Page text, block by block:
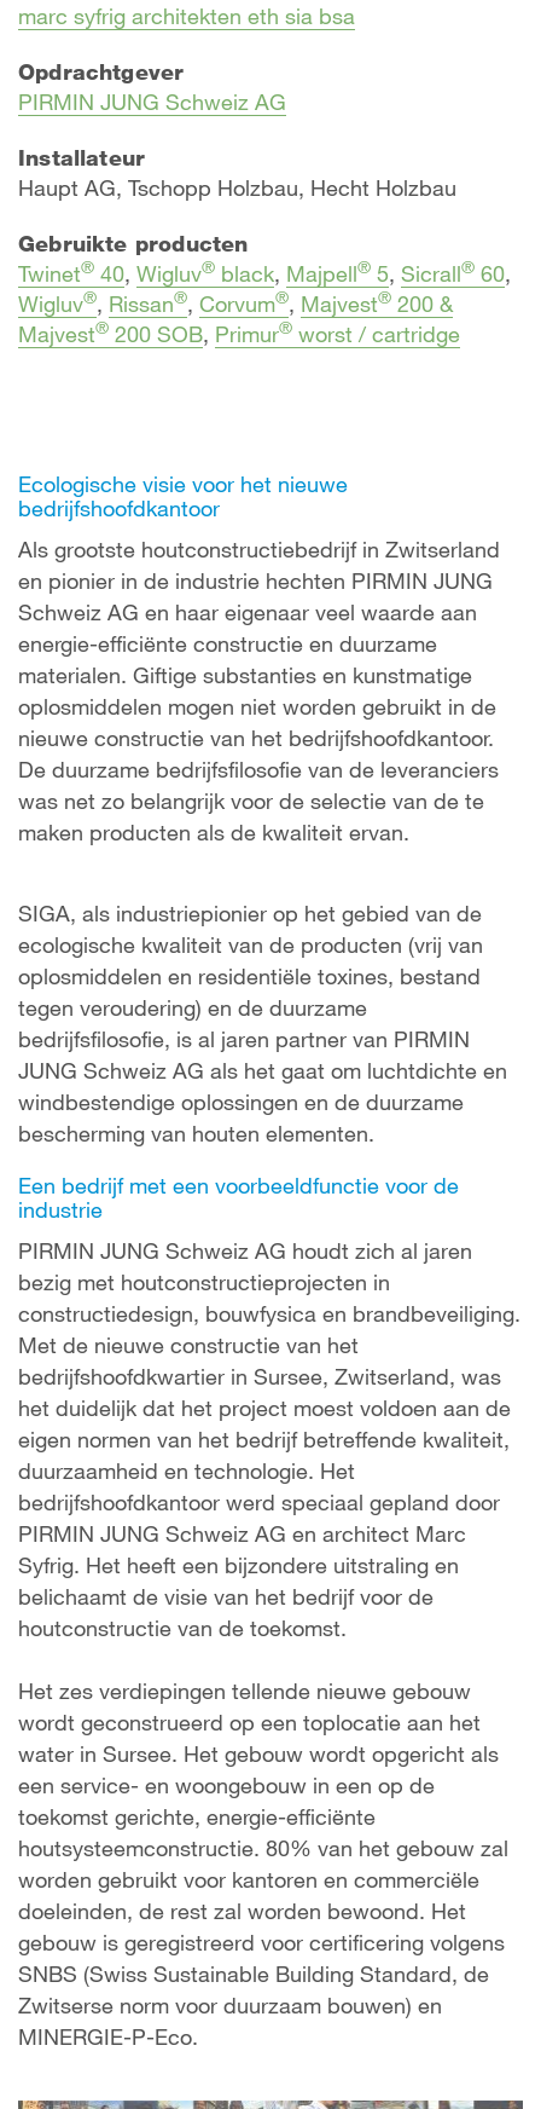
marc syfrig architekten eth sia bsa
Opdrachtgever
PIRMIN JUNG Schweiz AG
Installateur
Haupt AG, Tschopp Holzbau, Hecht Holzbau
Gebruikte producten
Twinet® 40, Wigluv® black, Majpell® 5, Sicrall® 60,
Wigluv®, Rissan®, Corvum®, Majvest® 200 &
Majvest® 200 SOB, Primur® worst / cartridge
Ecologische visie voor het nieuwe
bedrijfshoofdkantoor
Als grootste houtconstructiebedrijf in Zwitserland
en pionier in de industrie hechten PIRMIN JUNG
Schweiz AG en haar eigenaar veel waarde aan
energie-efficiënte constructie en duurzame
materialen. Giftige substanties en kunstmatige
oplosmiddelen mogen niet worden gebruikt in de
nieuwe constructie van het bedrijfshoofdkantoor.
De duurzame bedrijfsfilosofie van de leveranciers
was net zo belangrijk voor de selectie van de te
maken producten als de kwaliteit ervan.
SIGA, als industriepionier op het gebied van de
ecologische kwaliteit van de producten (vrij van
oplosmiddelen en residentiële toxines, bestand
tegen veroudering) en de duurzame
bedrijfsfilosofie, is al jaren partner van PIRMIN
JUNG Schweiz AG als het gaat om luchtdichte en
windbestendige oplossingen en de duurzame
bescherming van houten elementen.
Een bedrijf met een voorbeeldfunctie voor de
industrie
PIRMIN JUNG Schweiz AG houdt zich al jaren
bezig met houtconstructieprojecten in
constructiedesign, bouwfysica en brandbeveiliging.
Met de nieuwe constructie van het
bedrijfshoofdkwartier in Sursee, Zwitserland, was
het duidelijk dat het project moest voldoen aan de
eigen normen van het bedrijf betreffende kwaliteit,
duurzaamheid en technologie. Het
bedrijfshoofdkantoor werd speciaal gepland door
PIRMIN JUNG Schweiz AG en architect Marc
Syfrig. Het heeft een bijzondere uitstraling en
belichaamt de visie van het bedrijf voor de
houtconstructie van de toekomst.
Het zes verdiepingen tellende nieuwe gebouw
wordt geconstrueerd op een toplocatie aan het
water in Sursee. Het gebouw wordt opgericht als
een service- en woongebouw in een op de
toekomst gerichte, energie-efficiënte
houtsysteemconstructie. 80% van het gebouw zal
worden gebruikt voor kantoren en commerciële
doeleinden, de rest zal worden bewoond. Het
gebouw is geregistreerd voor certificering volgens
SNBS (Swiss Sustainable Building Standard, de
Zwitserse norm voor duurzaam bouwen) en
MINERGIE-P-Eco.